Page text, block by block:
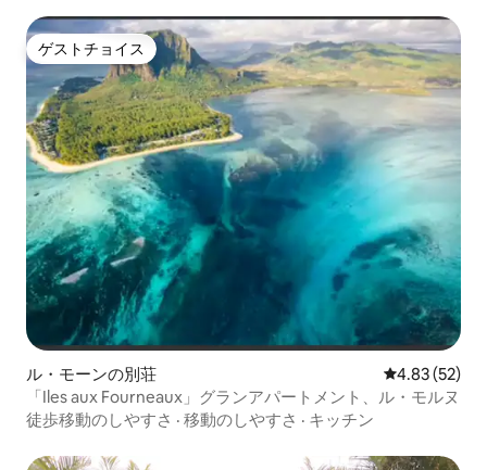
ゲストチョイス
ゲストチョイス
ル・モーンの別荘 レビュー52
4.83 (52)
「Iles aux Fourneaux」グランアパートメント、ル・モルヌ
徒歩移動のしやすさ · 移動のしやすさ · キッチン